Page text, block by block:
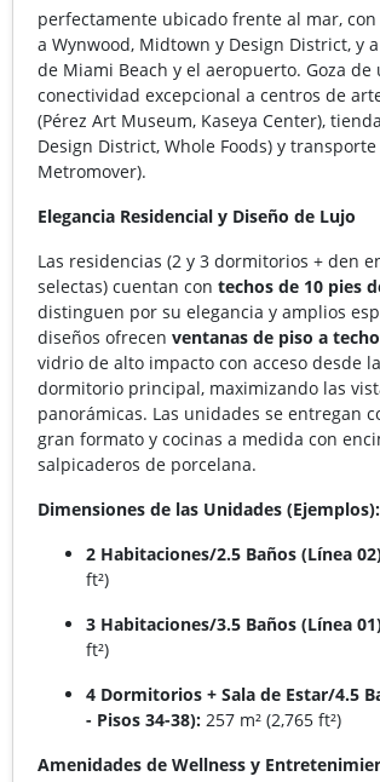
perfectamente ubicado frente al mar,
a Wynwood, Midtown y Design District, y
de Miami Beach y el aeropuerto. Goza de
conectividad excepcional a centros de
(Pérez Art Museum, Kaseya Center),
Design District, Whole Foods) y
Metromover).
Elegancia Residencial y Diseño de Lujo
Las residencias (2 y 3 dormitorios + den
selectas) cuentan con techos de 10 pies
distinguen por su elegancia y amplios
diseños ofrecen ventanas de piso a techo
vidrio de alto impacto con acceso desde
dormitorio principal, maximizando las
panorámicas. Las unidades se entregan
gran formato y cocinas a medida con
salpicaderos de porcelana.
Dimensiones de las Unidades (Ejemplos):
2 Habitaciones/2.5 Baños (Línea
ft²)
3 Habitaciones/3.5 Baños (Línea
ft²)
4 Dormitorios + Sala de Estar/4.5
- Pisos 34-38): 257 m² (2,765 ft²)
Amenidades de Wellness y